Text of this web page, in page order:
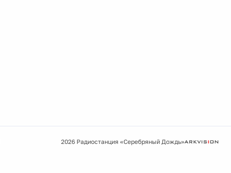
2026 Радиостанция «Серебряный Дождь»